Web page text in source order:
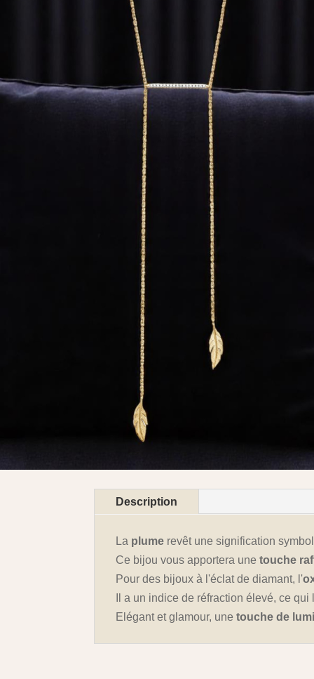
Description
La plume revêt une signification
Ce bijou vous apportera unetouche
Pour des bijoux à l'éclat de diamant, l'
Il a un indice de réfraction élevé, ce
Elégant et glamour, unetouche de